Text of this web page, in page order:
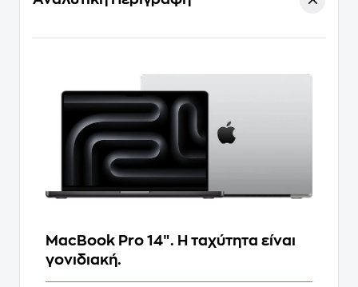
MacBook Pro 14″. Η ταχύτητα είναι
γονιδιακή.